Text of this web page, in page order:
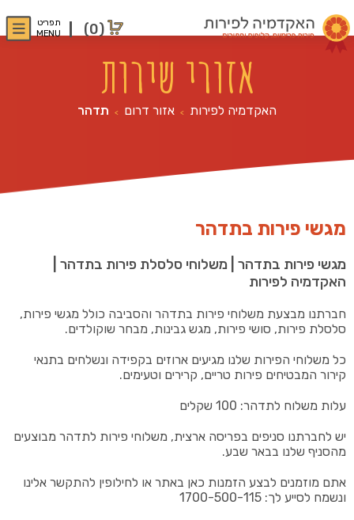
(0)
תפריט
MENU
אזורי שירות
האקדמיה לפירות > אזור דרום > תדהר
מגשי פירות בתדהר
מגשי פירות בתדהר | משלוחי סלסלת פירות בתדהר |
האקדמיה לפירות
חברתנו מבצעת משלוחי פירות בתדהר והסביבה כולל מגשי פירות,
סלסלת פירות, סושי פירות, מגש גבינות, מבחר שוקולדים.
כל משלוחי הפירות שלנו מגיעים ארוזים בקפידה ונשלחים בתנאי
קירור המבטיחים פירות טריים, קרירים וטעימים.
עלות משלוח לתדהר: 100 שקלים
יש לחברתנו סניפים בפריסה ארצית, משלוחי פירות לתדהר מבוצעים
מהסניף שלנו בבאר שבע.
אתם מוזמנים לבצע הזמנות כאן באתר או לחילופין להתקשר אלינו
ונשמח לסייע לך: 1700-500-115